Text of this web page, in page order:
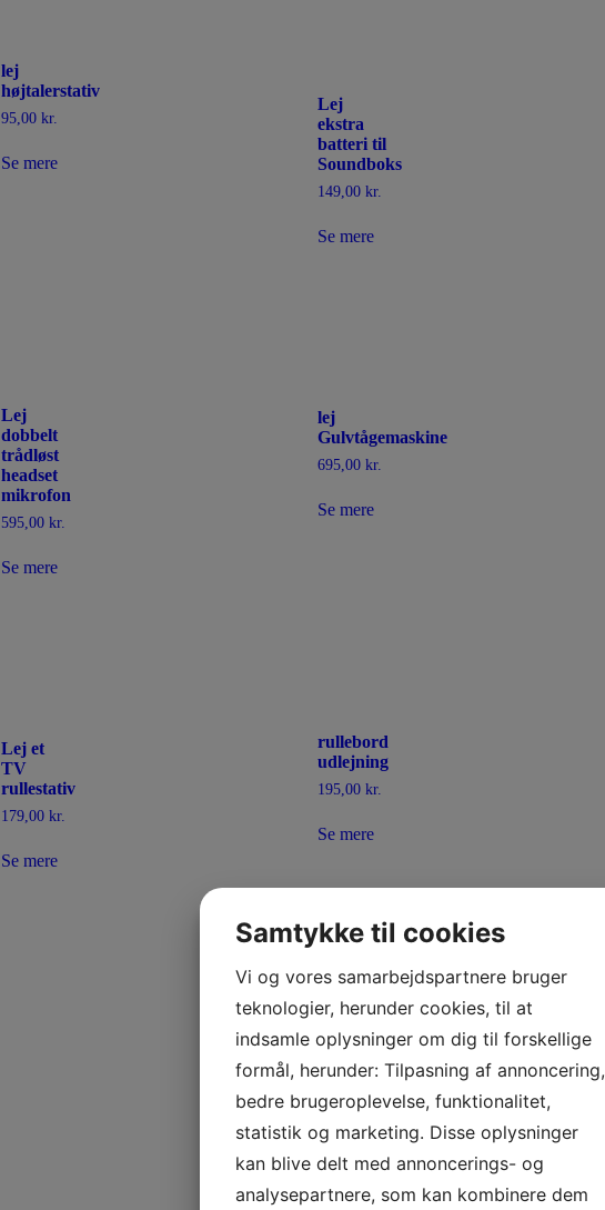
lej
højtalerstativ
95,00 kr.
Se mere
Lej
ekstra
batteri til
Soundboks
149,00 kr.
Se mere
Lej
dobbelt
trådløst
headset
mikrofon
595,00 kr.
Se mere
lej
Gulvtågemaskine
695,00 kr.
Se mere
Lej et
TV
rullestativ
179,00 kr.
Se mere
rullebord
udlejning
195,00 kr.
Se mere
Samtykke til cookies
Vi og vores samarbejdspartnere bruger
teknologier, herunder cookies, til at
indsamle oplysninger om dig til forskellige
formål, herunder: Tilpasning af annoncering,
bedre brugeroplevelse, funktionalitet,
statistik og marketing. Disse oplysninger
kan blive delt med annoncerings- og
analysepartnere, som kan kombinere dem